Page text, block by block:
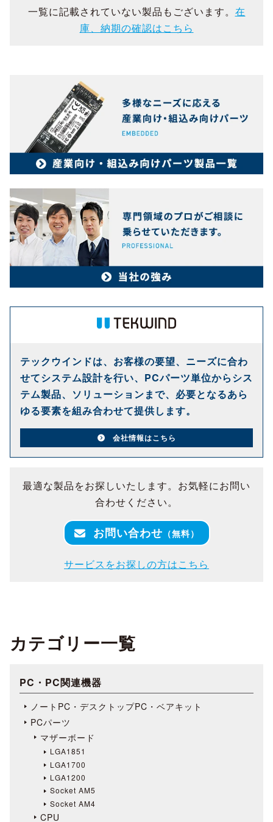
一覧に記載されていない製品もございます。 在
庫、納期の確認はこちら
テックウインドは、お客様の要望、ニーズに合わ
せてシステム設計を行い、PCパーツ単位からシス
テム製品、ソリューションまで、必要となるあら
ゆる要素を組み合わせて提供します。
会社情報はこちら
最適な製品をお探しいたします。お気軽にお問い
合わせください。
お問い合わせ （無料）
サービスをお探しの方はこちら
カテゴリー一覧
PC・PC関連機器
ノートPC・デスクトップPC・ベアキット
PCパーツ
マザーボード
LGA1851
LGA1700
LGA1200
Socket AM5
Socket AM4
CPU